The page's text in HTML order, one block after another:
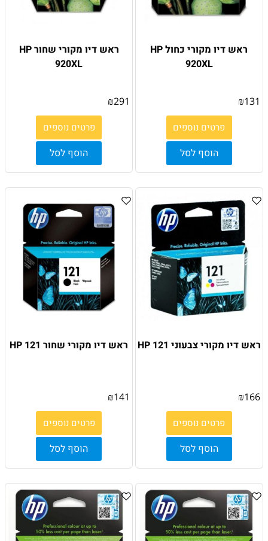
ראש דיו מקורי כחול HP
920XL
₪131
פרטים נוספים
הוסף לסל
ראש דיו מקורי שחור HP
920XL
₪291
פרטים נוספים
הוסף לסל
ראש דיו מקורי צבעוני HP 121
₪166
פרטים נוספים
הוסף לסל
ראש דיו מקורי שחור HP 121
₪141
פרטים נוספים
הוסף לסל